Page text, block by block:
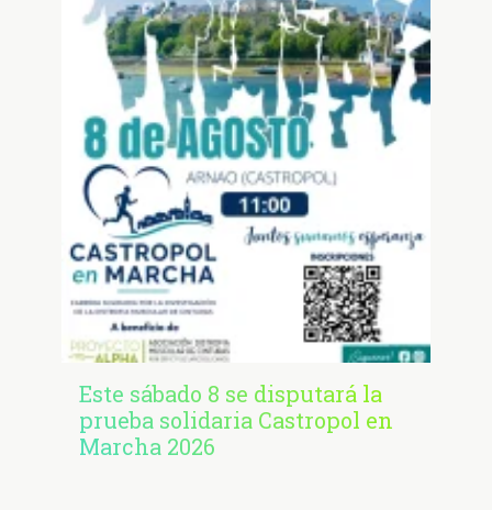
Este sábado 8 se disputará la
prueba solidaria Castropol en
Marcha 2026